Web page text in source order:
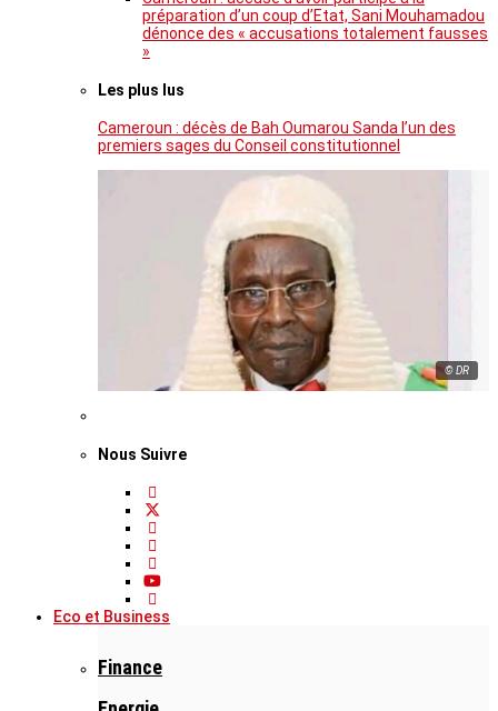
préparation d’un coup d’Etat, Sani Mouhamadou
dénonce des « accusations totalement fausses
»
Les plus lus
Cameroun : décès de Bah Oumarou Sanda l’un des
premiers sages du Conseil constitutionnel
© DR
Nous Suivre
Eco et Business
Finance